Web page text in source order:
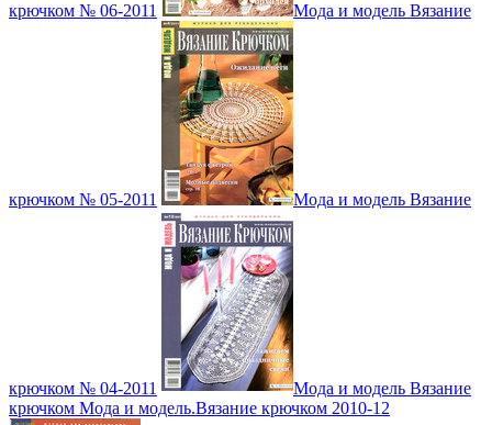
крючком № 06-2011 Мода и модель Вязание
крючком № 05-2011 Мода и модель Вязание
крючком № 04-2011
Мода и модель Вязание
крючком Мода и модель.Вязание крючком 2010-12